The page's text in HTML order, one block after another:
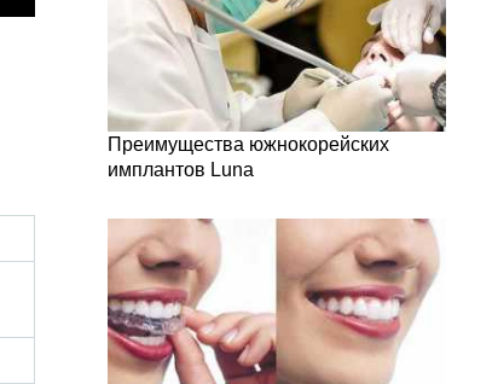
Преимущества южнокорейских
имплантов Luna